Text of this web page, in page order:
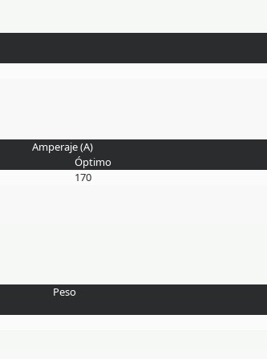
Amperaje (A)
Óptimo
170
Peso